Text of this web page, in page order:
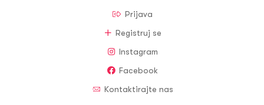
Prijava
Registruj se
Instagram
Facebook
Kontaktirajte nas